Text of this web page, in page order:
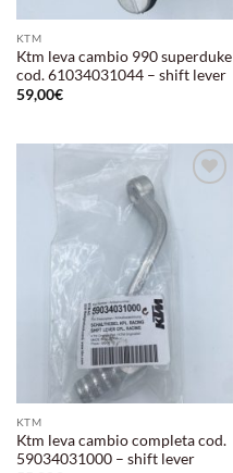
KTM
Ktm leva cambio 990 superduke
cod. 61034031044 – shift lever
59,00€
KTM
Ktm leva cambio completa cod.
59034031000 – shift lever